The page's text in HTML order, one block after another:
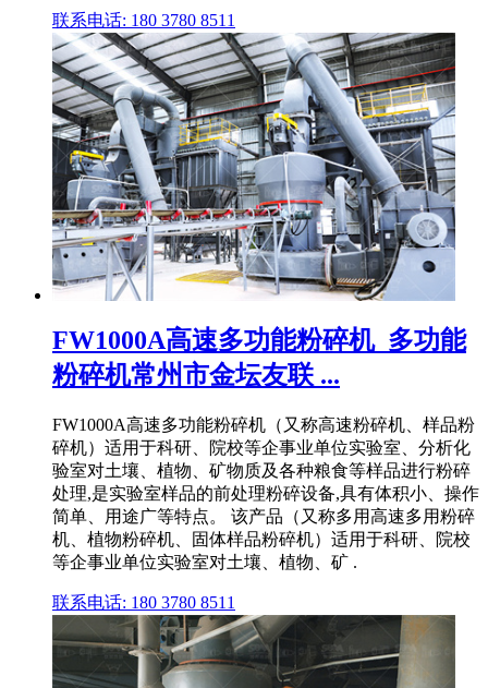
联系电话: 180 3780 8511
FW1000A高速多功能粉碎机_多功能
粉碎机常州市金坛友联 ...
FW1000A高速多功能粉碎机（又称高速粉碎机、样品粉
碎机）适用于科研、院校等企事业单位实验室、分析化
验室对土壤、植物、矿物质及各种粮食等样品进行粉碎
处理,是实验室样品的前处理粉碎设备,具有体积小、操作
简单、用途广等特点。 该产品（又称多用高速多用粉碎
机、植物粉碎机、固体样品粉碎机）适用于科研、院校
等企事业单位实验室对土壤、植物、矿 .
联系电话: 180 3780 8511